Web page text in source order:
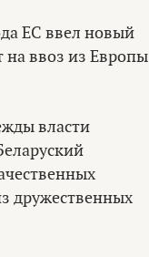
ЕС ввел новый
на ввоз из Европы
власти
дружественных